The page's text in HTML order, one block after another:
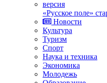
«Русское поле»
Новости
Культура
Туризм
Спорт
Наука и техника
Экономика
Молодежь